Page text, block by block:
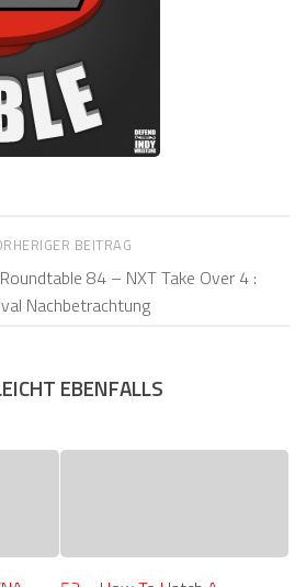
BEITRAG
84 – NXT Take Over 4 :
Nachbetrachtung
EBENFALLS